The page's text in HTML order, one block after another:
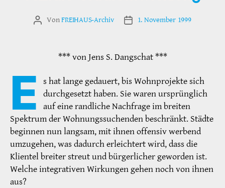
Beitragsautor
VonFREIHAUS-Archiv Veröffentlichungsdatum
1. November 1999
*** von Jens S. Dangschat ***
E
s hat lange gedauert, bis Wohnprojekte sich
durchgesetzt haben. Sie waren ursprünglich
auf eine randliche Nachfrage im breiten
Spektrum der Wohnungssuchenden beschränkt. Städte
beginnen nun langsam, mit ihnen offensiv werbend
umzugehen, was dadurch erleichtert wird, dass die
Klientel breiter streut und bürgerlicher geworden ist.
Welche integrativen Wirkungen gehen noch von ihnen
aus?